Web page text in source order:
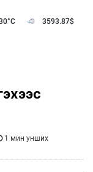
3593.87$
1 мин унших